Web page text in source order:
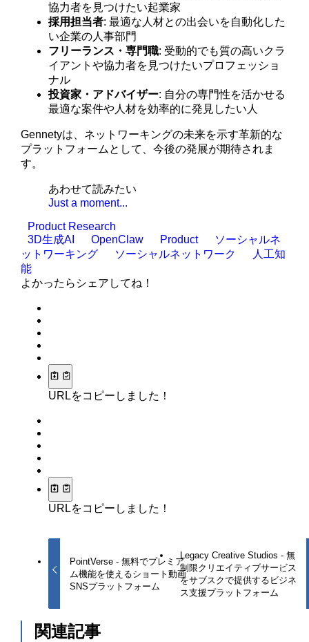
協力者を見つけたい起業家
採用担当者: 最適な人材との出会いを自動化した
い企業の人事部門
フリーランス・専門職: 受動的でも質の高いクラ
イアントや協力者を見つけたいプロフェッショ
ナル
投資家・アドバイザー: 自分の専門性を活かせる
最適な案件や人材を効率的に発見したい人
Gennetyは、ネットワーキングの未来を示す革新的な
プラットフォームとして、今後の発展が期待されま
す。
あわせて読みたい
Just a moment...
Product Research
3D生成AI
OpenClaw Product
ソーシャルネ
ットワーキング
ソーシャルネットワーク
人工知
能
よかったらシェアしてね！
URLをコピーしました！
URLをコピーしました！
PointVerse - 無料でプレミア
ム機能を使えるショート動画
SNSプラットフォーム
Legacy Creative Studios - 無
制限クリエイティブサービス
をサブスクで提供するビジネ
ス支援プラットフォーム
関連記事